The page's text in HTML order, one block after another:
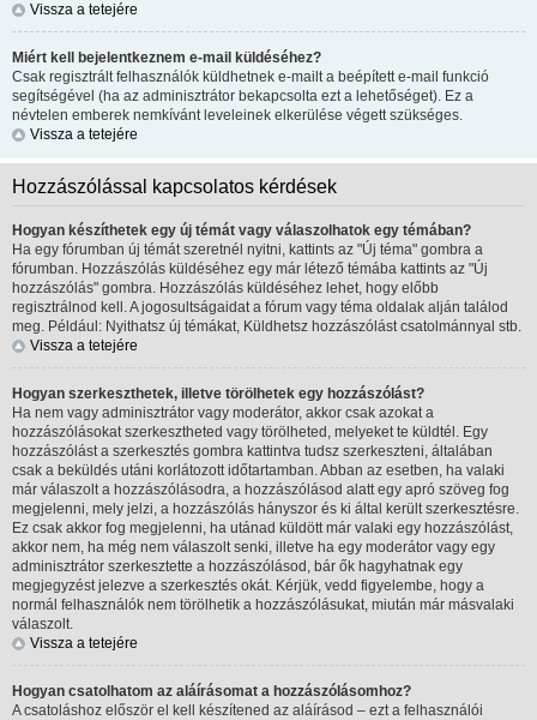
Vissza a tetejére
Miért kell bejelentkeznem e-mail küldéséhez?
Csak regisztrált felhasználók küldhetnek e-mailt a beépített e-mail funkció
segítségével (ha az adminisztrátor bekapcsolta ezt a lehetőséget). Ez a
névtelen emberek nemkívánt leveleinek elkerülése végett szükséges.
Vissza a tetejére
Hozzászólással kapcsolatos kérdések
Hogyan készíthetek egy új témát vagy válaszolhatok egy témában?
Ha egy fórumban új témát szeretnél nyitni, kattints az "Új téma" gombra a
fórumban. Hozzászólás küldéséhez egy már létező témába kattints az "Új
hozzászólás" gombra. Hozzászólás küldéséhez lehet, hogy előbb
regisztrálnod kell. A jogosultságaidat a fórum vagy téma oldalak alján találod
meg. Például: Nyithatsz új témákat, Küldhetsz hozzászólást csatolmánnyal stb.
Vissza a tetejére
Hogyan szerkeszthetek, illetve törölhetek egy hozzászólást?
Ha nem vagy adminisztrátor vagy moderátor, akkor csak azokat a
hozzászólásokat szerkesztheted vagy törölheted, melyeket te küldtél. Egy
hozzászólást a szerkesztés gombra kattintva tudsz szerkeszteni, általában
csak a beküldés utáni korlátozott időtartamban. Abban az esetben, ha valaki
már válaszolt a hozzászólásodra, a hozzászólásod alatt egy apró szöveg fog
megjelenni, mely jelzi, a hozzászólás hányszor és ki által került szerkesztésre.
Ez csak akkor fog megjelenni, ha utánad küldött már valaki egy hozzászólást,
akkor nem, ha még nem válaszolt senki, illetve ha egy moderátor vagy egy
adminisztrátor szerkesztette a hozzászólásod, bár ők hagyhatnak egy
megjegyzést jelezve a szerkesztés okát. Kérjük, vedd figyelembe, hogy a
normál felhasználók nem törölhetik a hozzászólásukat, miután már másvalaki
válaszolt.
Vissza a tetejére
Hogyan csatolhatom az aláírásomat a hozzászólásomhoz?
A csatoláshoz először el kell készítened az aláírásod – ezt a felhasználói